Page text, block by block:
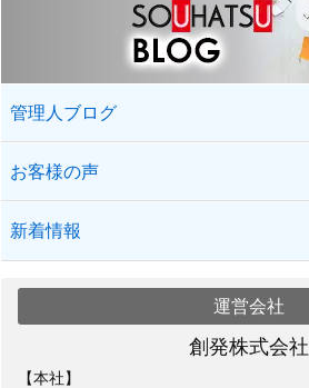
管理人ブログ
お客様の声
新着情報
運営会社
創発株式会社
【本社】